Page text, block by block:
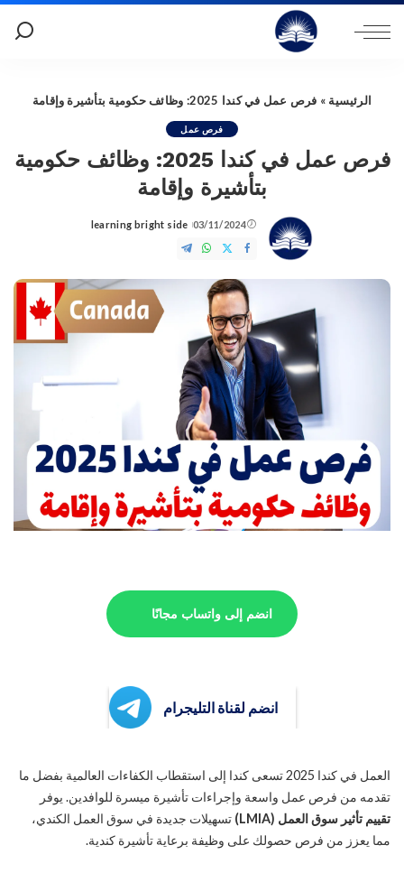
الرئيسية » فرص عمل في كندا 2025: وظائف حكومية بتأشيرة وإقامة
فرص عمل
فرص عمل في كندا 2025: وظائف حكومية
بتأشيرة وإقامة
03/11/2024
Posted
by
learning bright side
انضم إلى واتساب مجانًا
انضم لقناة التليجرام
العمل في كندا 2025 تسعى كندا إلى استقطاب الكفاءات العالمية بفضل ما
تقدمه من فرص عمل واسعة وإجراءات تأشيرة ميسرة للوافدين. يوفر
تقييم تأثير سوق العمل (LMIA)
تسهيلات جديدة في سوق العمل الكندي،
مما يعزز من فرص حصولك على وظيفة برعاية تأشيرة كندية.